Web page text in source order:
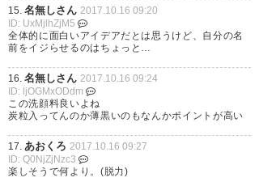
15. 名無しさん 2017.10.16 09:20
ID: UxMjlhZjM5
全体的に面白いアイデアだとは思うけど、自分の名
前をイジらせるのはちょっと…
16. 名無しさん 2017.10.16 09:24
ID: ljOGMxODdm
この洗顔料良いよね
炭粒入ってんのか薄黒いのもなんかポイントが高い
17. あおくろ 2017.10.16 09:27
ID: Q0NjZjNzc3
楽しそうで何より。(脱力)